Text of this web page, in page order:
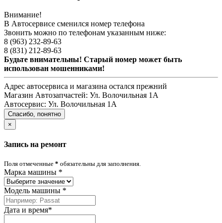
Внимание!
В Автосервисе сменился номер телефона
Звонить можно по телефонам указанным ниже:
8 (963) 232-89-63
8 (831) 212-89-63
Будьте внимательны! Старый номер может быть
использован мошенниками!
Адрес автосервиса и магазина остался прежний
Магазин Автозапчастей: Ул. Волочильная 1А
Автосервис: Ул. Волочильная 1А
Спасибо, понятно
×
Запись на ремонт
Поля отмеченные * обязательны для заполнения.
Марка машины *
Модель машины *
Дата и время*